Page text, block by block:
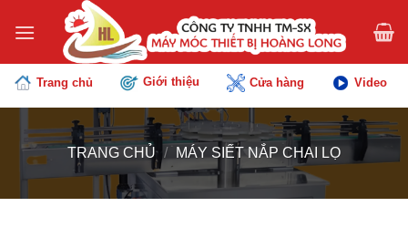
đến
dung Trang chủ Giới thiệu Cửa hàng Video
TRANG CHỦ / MÁY SIẾT NẮP CHAI LỌ